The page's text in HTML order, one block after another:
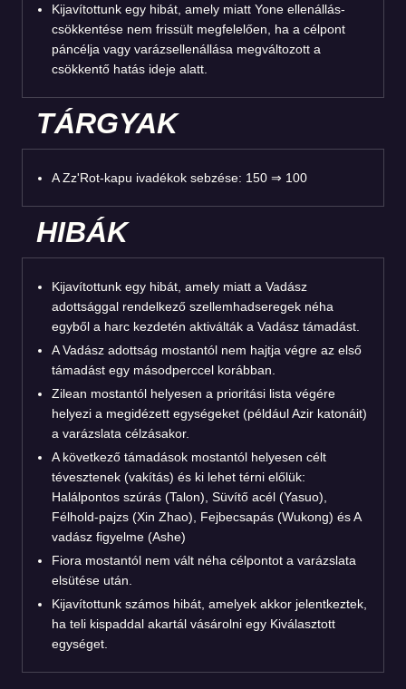
Kijavítottunk egy hibát, amely miatt Yone ellenállás-
csökkentése nem frissült megfelelően, ha a célpont
páncélja vagy varázsellenállása megváltozott a
csökkentő hatás ideje alatt.
TÁRGYAK
A Zz'Rot-kapu ivadékok sebzése: 150 ⇒ 100
HIBÁK
Kijavítottunk egy hibát, amely miatt a Vadász
adottsággal rendelkező szellemhadseregek néha
egyből a harc kezdetén aktiválták a Vadász támadást.
A Vadász adottság mostantól nem hajtja végre az első
támadást egy másodperccel korábban.
Zilean mostantól helyesen a prioritási lista végére
helyezi a megidézett egységeket (például Azir katonáit)
a varázslata célzásakor.
A következő támadások mostantól helyesen célt
tévesztenek (vakítás) és ki lehet térni előlük:
Halálpontos szúrás (Talon), Süvítő acél (Yasuo),
Félhold-pajzs (Xin Zhao), Fejbecsapás (Wukong) és A
vadász figyelme (Ashe)
Fiora mostantól nem vált néha célpontot a varázslata
elsütése után.
Kijavítottunk számos hibát, amelyek akkor jelentkeztek,
ha teli kispaddal akartál vásárolni egy Kiválasztott
egységet.